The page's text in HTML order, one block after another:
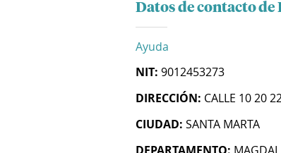
Datos de contacto
Ayuda
NIT: 9012453273
DIRECCIÓN: CALLE 10 20
CIUDAD: SANTA MARTA